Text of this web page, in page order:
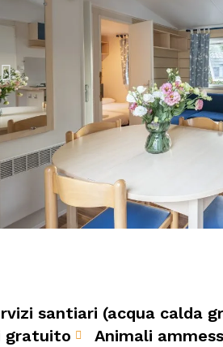
santiari (acqua calda
gratuito Animali